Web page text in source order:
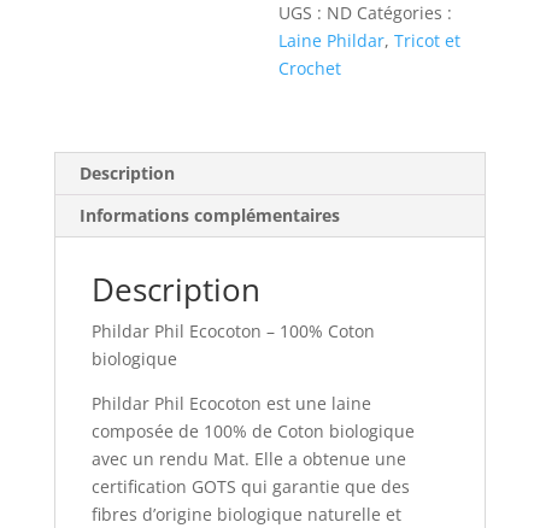
UGS : ND Catégories :
Laine Phildar,Tricot et
Crochet
Description
Informations complémentaires
Description
Phildar Phil Ecocoton – 100% Coton
biologique
Phildar Phil Ecocoton est une laine
composée de 100% de Coton biologique
avec un rendu Mat. Elle a obtenue une
certification GOTS qui garantie que des
fibres d’origine biologique naturelle et